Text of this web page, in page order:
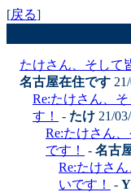
[戻る]
たけさん、そして
名古屋在住です
Re:たけさん、
す！
- たけ 21/
Re:たけさん
です！
- 名古
Re:たけさ
いです！
-